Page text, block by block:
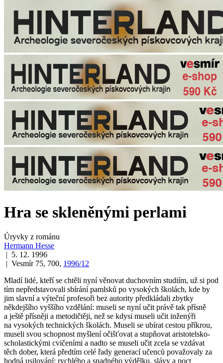
Hra se skleněnými perlami
Úryvky z románu
Hermann Hesse
| 5. 12. 1996
| Vesmír 75, 700, 1996/12
Mladí lidé, kteří se chtěli nyní věnovat duchovním studiím, už si pod
tím nepředstavovali sbírání pamlsků po vysokých školách, kde by
jim slavní a výteční profesoři bez autority předkládali zbytky
někdejšího vyššího vzdělání: museli se nyní učit právě tak přísně
a ještě přísněji a metodičtěji, než se kdysi museli učit inženýři
na vysokých technických školách. Museli se ubírat cestou příkrou,
museli svou schopnost myšlení očišťovat a stupňovat aristotelsko-
scholastickými cvičeními a nadto se museli učit zcela se vzdávat
těch dober, která předtím celé řady generací učenců považovaly za
hodná usilování: rychlého a snadného výdělku, slávy a poct